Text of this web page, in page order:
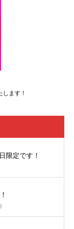
ます！
限定です！